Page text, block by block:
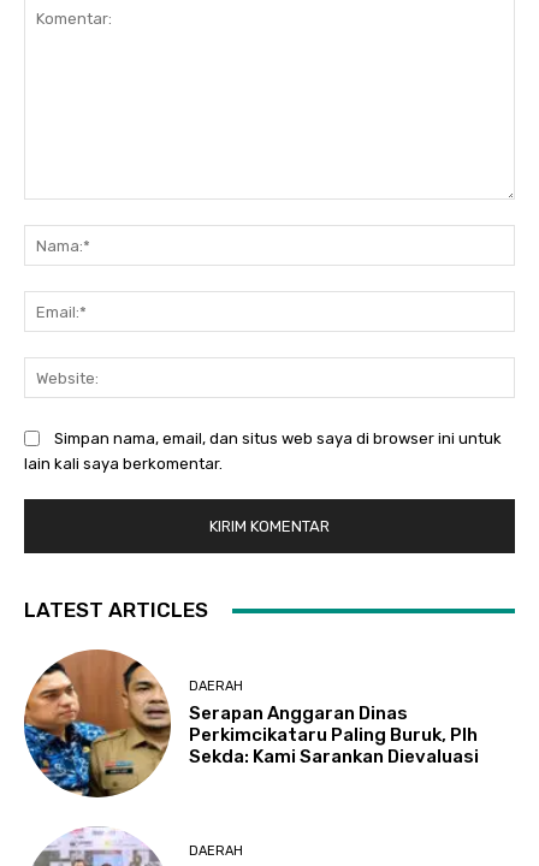
Simpan nama, email, dan situs web saya di browser ini untuk
lain kali saya berkomentar.
LATEST ARTICLES
DAERAH
Serapan Anggaran Dinas
Perkimcikataru Paling Buruk, Plh
Sekda: Kami Sarankan Dievaluasi
DAERAH